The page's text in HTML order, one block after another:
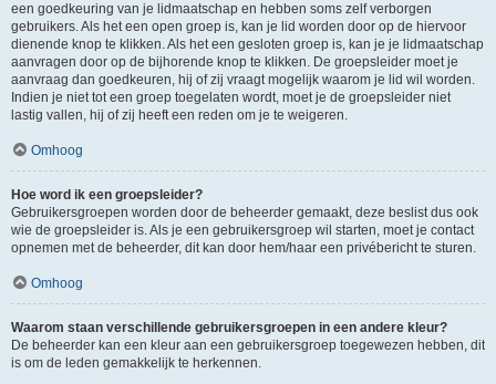
een goedkeuring van je lidmaatschap en hebben soms zelf verborgen
gebruikers. Als het een open groep is, kan je lid worden door op de hiervoor
dienende knop te klikken. Als het een gesloten groep is, kan je je lidmaatschap
aanvragen door op de bijhorende knop te klikken. De groepsleider moet je
aanvraag dan goedkeuren, hij of zij vraagt mogelijk waarom je lid wil worden.
Indien je niet tot een groep toegelaten wordt, moet je de groepsleider niet
lastig vallen, hij of zij heeft een reden om je te weigeren.
Omhoog
Hoe word ik een groepsleider?
Gebruikersgroepen worden door de beheerder gemaakt, deze beslist dus ook
wie de groepsleider is. Als je een gebruikersgroep wil starten, moet je contact
opnemen met de beheerder, dit kan door hem/haar een privébericht te sturen.
Omhoog
Waarom staan verschillende gebruikersgroepen in een andere kleur?
De beheerder kan een kleur aan een gebruikersgroep toegewezen hebben, dit
is om de leden gemakkelijk te herkennen.